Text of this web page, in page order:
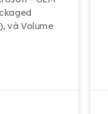
và Volume